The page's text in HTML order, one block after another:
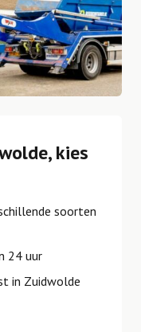
kies
soorten
24 uur
in Zuidwolde